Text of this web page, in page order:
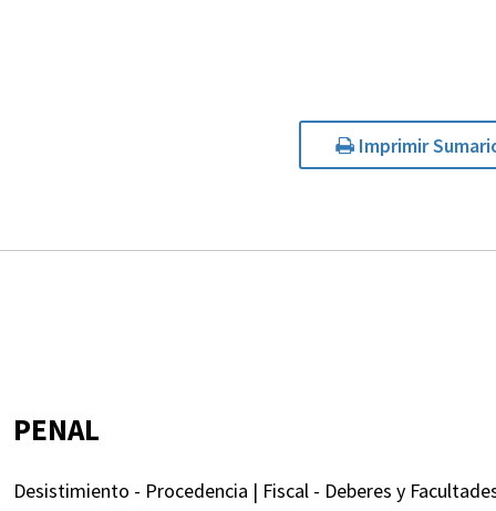
Imprimir
PENAL
Desistimiento - Procedencia | Fiscal - Deberes y